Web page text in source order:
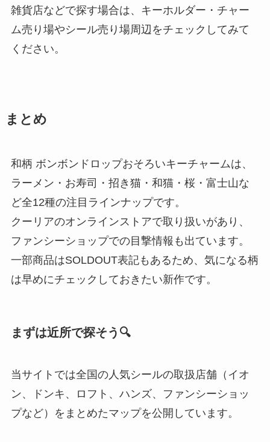
雑貨店などで探す場合は、キーホルダー・チャー
ム売り場やシール売り場周辺をチェックしてみて
ください。
まとめ
和柄 ボンボンドロップおそろいキーチャームは、
ラーメン・お寿司・招き猫・和猫・桜・富士山な
ど全12種の注目ラインナップです。
クーリアのオンラインストアで取り扱いがあり、
ファンシーショップでの目撃情報も出ています。
一部商品はSOLDOUT表記もあるため、気になる柄
は早めにチェックしておきたい新作です。
まずは近所で探そう🔍
当サイトでは全国の人気シールの取扱店舗（イオ
ン、ドンキ、ロフト、ハンズ、ファンシーショッ
プなど）をまとめたマップを公開しています。